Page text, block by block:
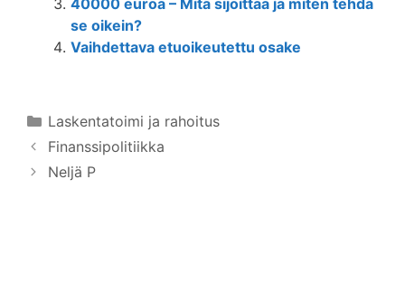
40000 euroa – Mitä sijoittaa ja miten tehdä
se oikein?
Vaihdettava etuoikeutettu osake
Kategoriat
Laskentatoimi ja rahoitus
Finanssipolitiikka
Neljä P